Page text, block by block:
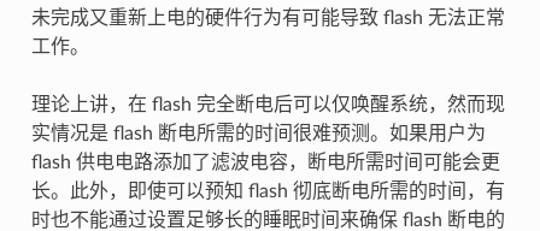
未完成又重新上电的硬件行为有可能导致 flash 无法正常
工作。
理论上讲，在 flash 完全断电后可以仅唤醒系统，然而现
实情况是 flash 断电所需的时间很难预测。如果用户为
flash 供电电路添加了滤波电容，断电所需时间可能会更
长。此外，即使可以预知 flash 彻底断电所需的时间，有
时也不能通过设置足够长的睡眠时间来确保 flash 断电的